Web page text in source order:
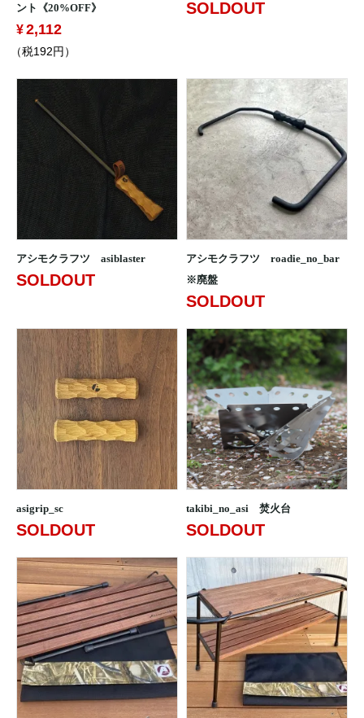
ント《20%OFF》
2,112
（税192円）
SOLDOUT
アシモクラフツ asiblaster
SOLDOUT
アシモクラフツ roadie_no_bar
※廃盤
SOLDOUT
asigrip_sc
SOLDOUT
takibi_no_asi 焚火台
SOLDOUT